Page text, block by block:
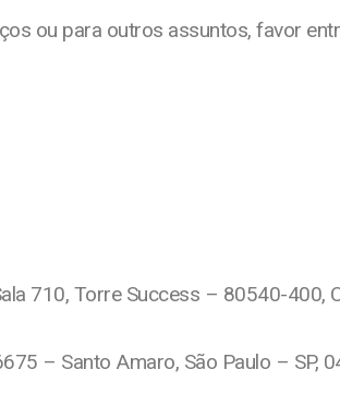
ou para outros assuntos, favor
710, Torre Success – 80540-400,
– Santo Amaro, São Paulo – SP,